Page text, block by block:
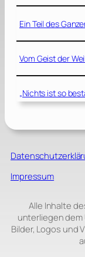
Ein Teil des
Vom Geist der
„Nichts ist so
Impressum
Alle Inhalte
unterliegen
Bilder, Logos und